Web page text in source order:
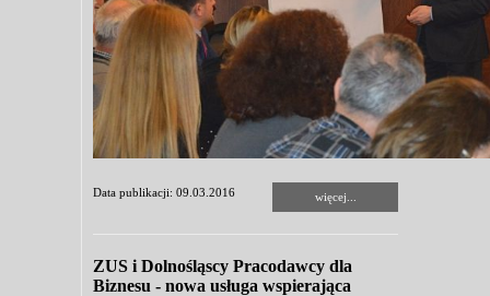
Data publikacji: 09.03.2016 więcej...
ZUS i Dolnośląscy Pracodawcy dla
Biznesu - nowa usługa wspierająca